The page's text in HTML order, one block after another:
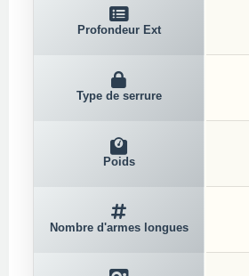
Profondeur Ext
Type de serrure
Poids
Nombre d'armes longues